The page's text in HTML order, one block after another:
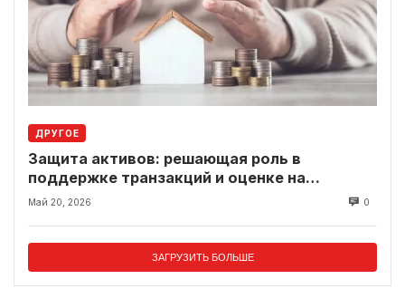
ДРУГОЕ
Защита активов: решающая роль в
поддержке транзакций и оценке на
современном рынке
Май 20, 2026 0
ЗАГРУЗИТЬ БОЛЬШЕ